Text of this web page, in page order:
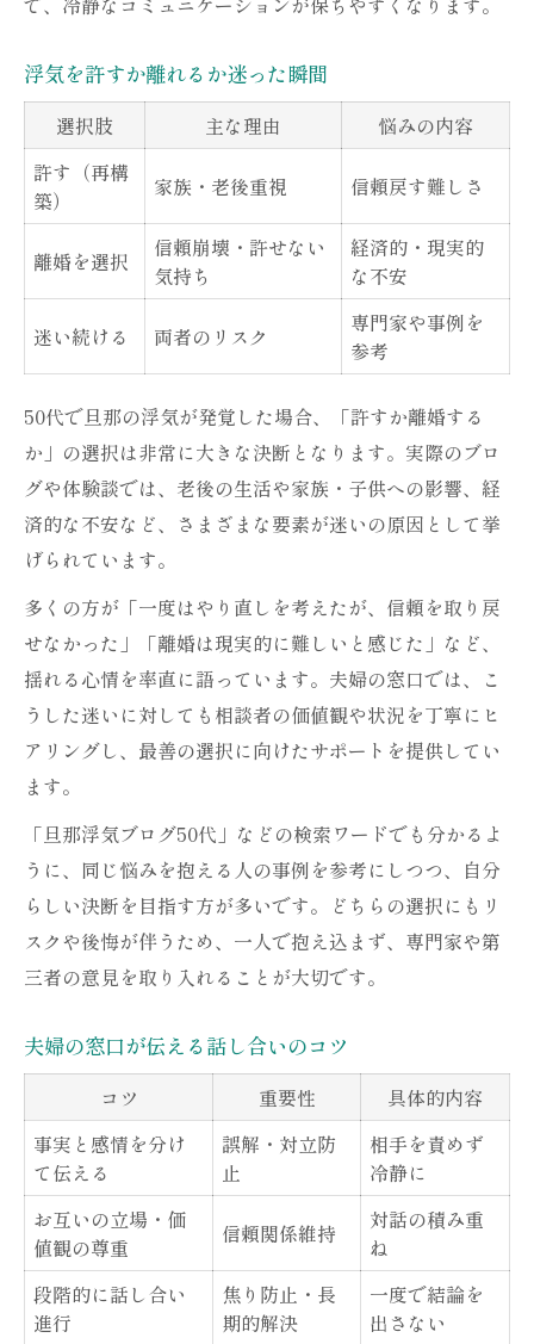
浮気を許すか離れるか迷った瞬間
選択肢 主な理由
悩みの内容
許す（再構
築）
家族・老後重視 信頼戻す難しさ
離婚を選択
信頼崩壊・許せない
気持ち
経済的・現実的
な不安
迷い続ける 両者のリスク
専門家や事例を
参考
50代で旦那の浮気が発覚した場合、「許すか離婚する
か」の選択は非常に大きな決断となります。実際のブロ
グや体験談では、老後の生活や家族・子供への影響、経
済的な不安など、さまざまな要素が迷いの原因として挙
げられています。
多くの方が「一度はやり直しを考えたが、信頼を取り戻
せなかった」「離婚は現実的に難しいと感じた」など、
揺れる心情を率直に語っています。夫婦の窓口では、こ
うした迷いに対しても相談者の価値観や状況を丁寧にヒ
アリングし、最善の選択に向けたサポートを提供してい
ます。
「旦那浮気ブログ50代」などの検索ワードでも分かるよ
うに、同じ悩みを抱える人の事例を参考にしつつ、自分
らしい決断を目指す方が多いです。どちらの選択にもリ
スクや後悔が伴うため、一人で抱え込まず、専門家や第
三者の意見を取り入れることが大切です。
夫婦の窓口が伝える話し合いのコツ
コツ 重要性
具体的内容
事実と感情を分け
て伝える
誤解・対立防
止
相手を責めず
冷静に
お互いの立場・価
値観の尊重
信頼関係維持
対話の積み重
ね
段階的に話し合い
進行
焦り防止・長
期的解決
一度で結論を
出さない